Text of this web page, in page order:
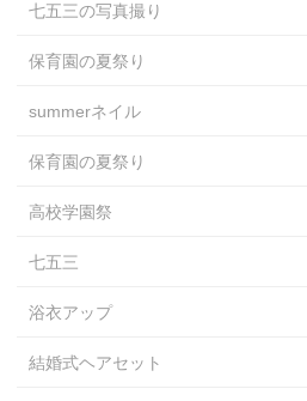
七五三の写真撮り
保育園の夏祭り
summerネイル
保育園の夏祭り
高校学園祭
七五三
浴衣アップ
結婚式ヘアセット